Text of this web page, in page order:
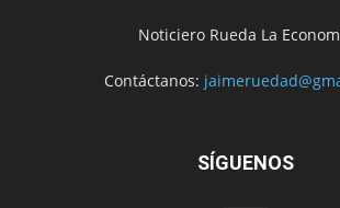
Noticiero Rueda La
Contáctanos:
SÍGUENOS